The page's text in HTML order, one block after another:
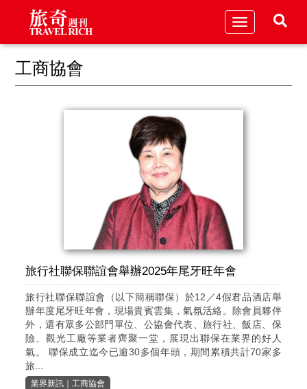
Toggle
工商協會
旅行社聯保聯誼會舉辦2025年尾牙旺年會
旅行社聯保聯誼會（以下簡稱聯保）於12／4假君品酒店舉
辦年度尾牙旺年會，現場貴賓雲集，氣氛活絡。除會員夥伴
外，還有眾多公部門單位、公協會代表、旅行社、飯店、保
險、觀光工廠等業者齊聚一堂，展現出聯保在業界的好人
氣。 聯保成立迄今已逾30多個年頭，期間累積共計70家多
旅...
業界新訊 ｜工商協會